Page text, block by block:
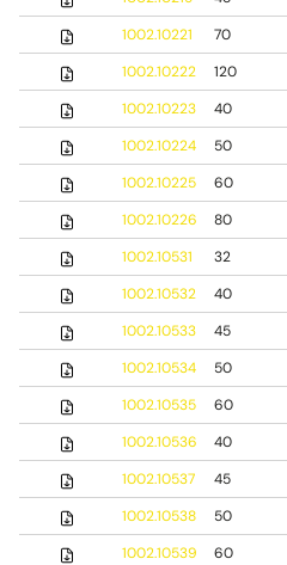
1002.10221
70
1002.10222
120
1002.10223
40
1002.10224
50
1002.10225
60
1002.10226
80
1002.10531
32
1002.10532
40
1002.10533
45
1002.10534
50
1002.10535
60
1002.10536
40
1002.10537
45
1002.10538
50
1002.10539
60